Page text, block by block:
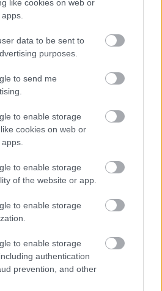
like cookies on web or
data to be sent to
purposes.
to send me
to enable storage
cookies on web or
to enable storage
of the website or app.
to enable storage
to enable storage
authentication
prevention, and other
leállás az utódoknál. Vihar pedig
20,előrejelzés hungaromet
,tűzijáték
karateedző sok évvel
korábbi tanítványát
Az akkor fiatal lány,
azóta felnőtt, az aktus
hírek középpontjába
került karateedző
megfenyegette, hogy